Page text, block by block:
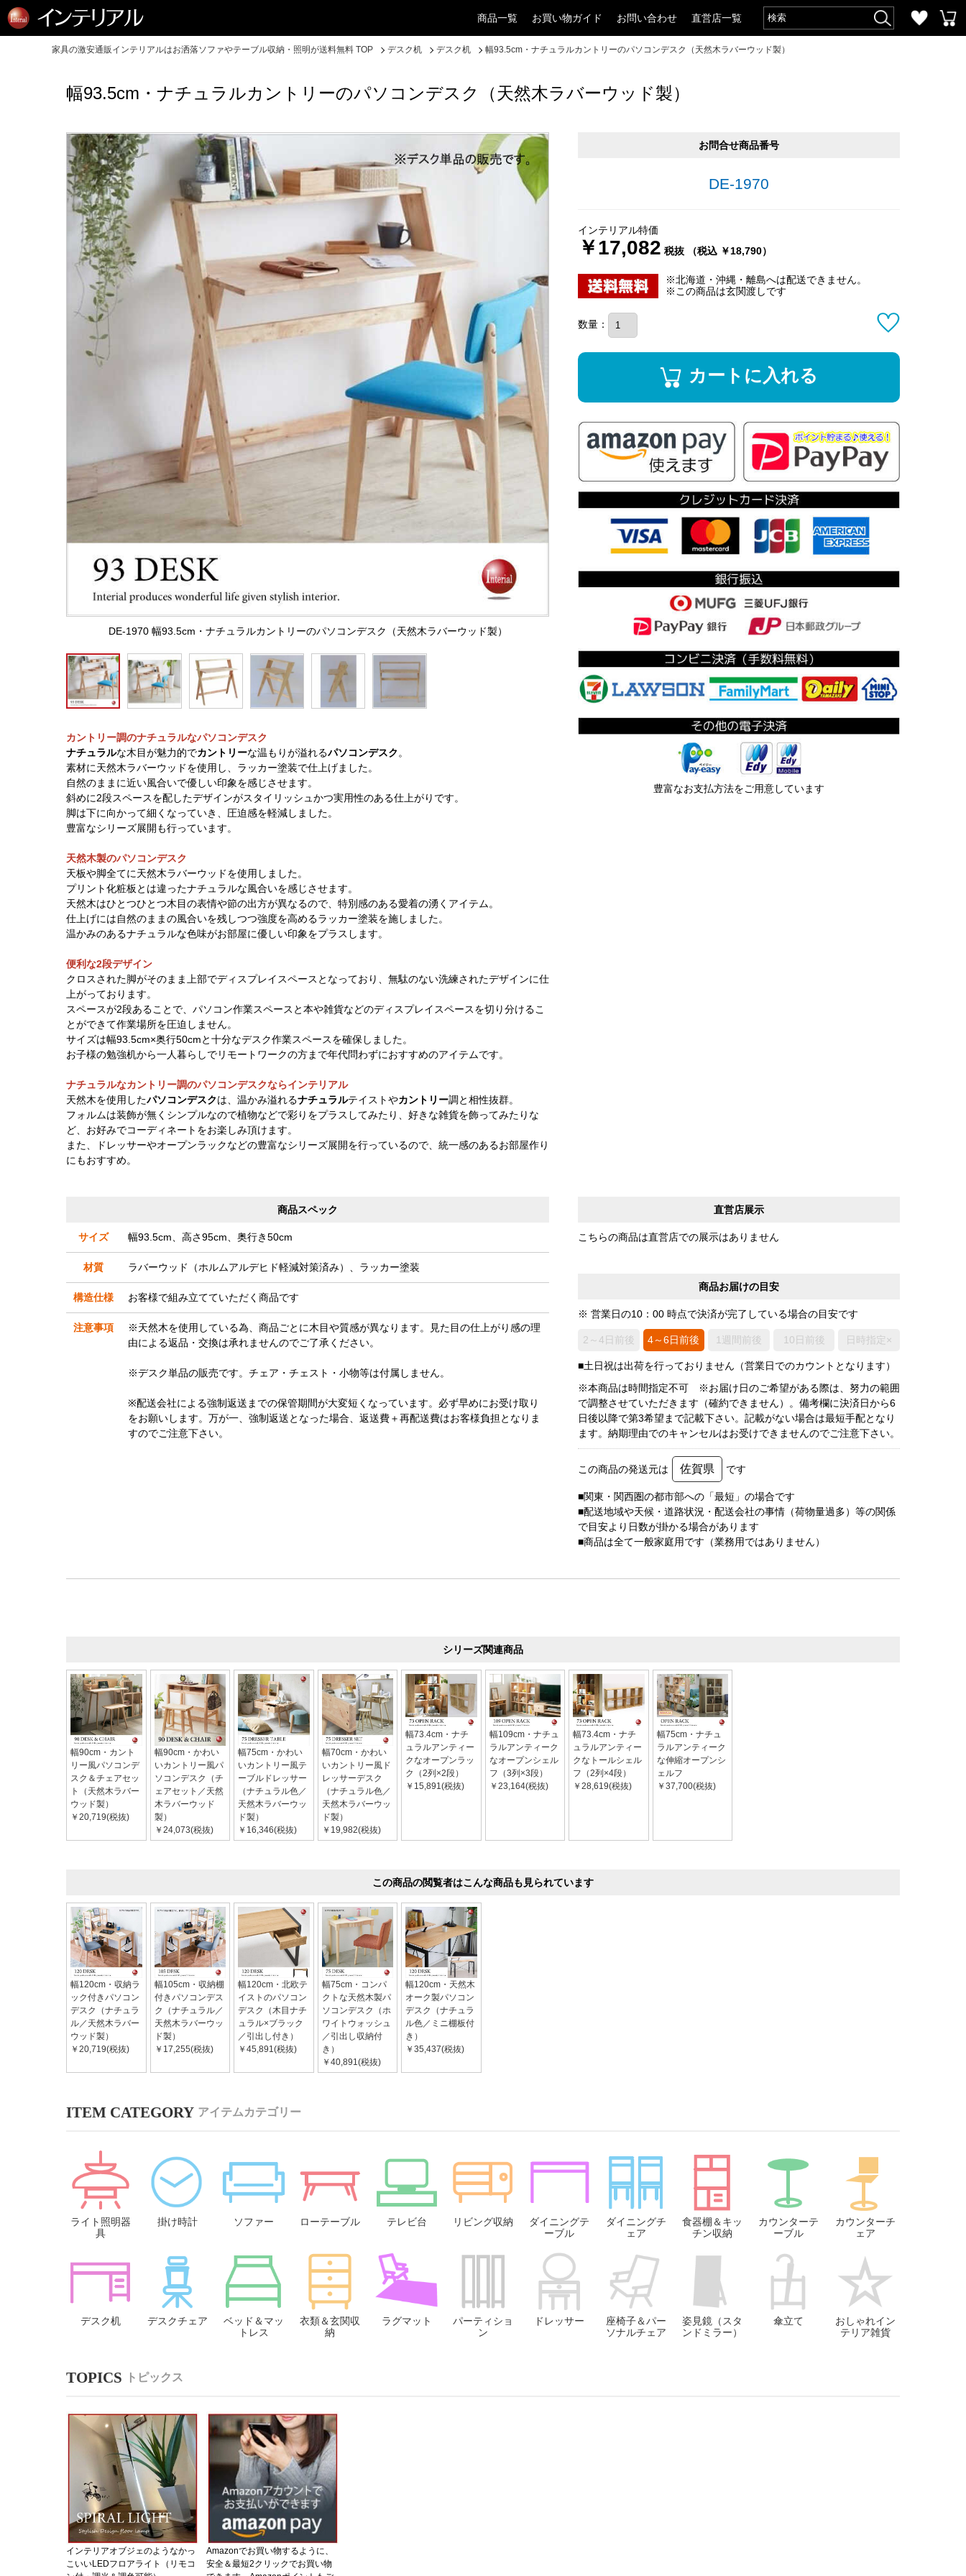
商品一覧 お買い物ガイド お問い合わせ 直営店一覧
家具の激安通販インテリアルはお洒落ソファやテーブル収納・照明が送料無料 TOP デスク机 デスク机 幅93.5cm・ナチュラルカントリーのパソコンデスク（天然木ラバーウッド製）
幅93.5cm・ナチュラルカントリーのパソコンデスク（天然木ラバーウッド製）
DE-1970 幅93.5cm・ナチュラルカントリーのパソコンデスク（天然木ラバーウッド製）
カントリー調のナチュラルなパソコンデスク
ナチュラルな木目が魅力的でカントリーな温もりが溢れるパソコンデスク。
素材に天然木ラバーウッドを使用し、ラッカー塗装で仕上げました。
自然のままに近い風合いで優しい印象を感じさせます。
斜めに2段スペースを配したデザインがスタイリッシュかつ実用性のある仕上がりです。
脚は下に向かって細くなっていき、圧迫感を軽減しました。
豊富なシリーズ展開も行っています。
天然木製のパソコンデスク
天板や脚全てに天然木ラバーウッドを使用しました。
プリント化粧板とは違ったナチュラルな風合いを感じさせます。
天然木はひとつひとつ木目の表情や節の出方が異なるので、特別感のある愛着の湧くアイテム。
仕上げには自然のままの風合いを残しつつ強度を高めるラッカー塗装を施しました。
温かみのあるナチュラルな色味がお部屋に優しい印象をプラスします。
便利な2段デザイン
クロスされた脚がそのまま上部でディスプレイスペースとなっており、無駄のない洗練されたデザインに仕
上がっております。
スペースが2段あることで、パソコン作業スペースと本や雑貨などのディスプレイスペースを切り分けるこ
とができて作業場所を圧迫しません。
サイズは幅93.5cm×奥行50cmと十分なデスク作業スペースを確保しました。
お子様の勉強机から一人暮らしでリモートワークの方まで年代問わずにおすすめのアイテムです。
ナチュラルなカントリー調のパソコンデスクならインテリアル
天然木を使用したパソコンデスクは、温かみ溢れるナチュラルテイストやカントリー調と相性抜群。
フォルムは装飾が無くシンプルなので植物などで彩りをプラスしてみたり、好きな雑貨を飾ってみたりな
ど、お好みでコーディネートをお楽しみ頂けます。
また、ドレッサーやオープンラックなどの豊富なシリーズ展開を行っているので、統一感のあるお部屋作り
にもおすすめ。
お問合せ商品番号
DE-1970
インテリアル特価
￥17,082 税抜 （税込 ￥18,790）
※北海道・沖縄・離島へは配送できません。
※この商品は玄関渡しです
数量：
カートに入れる
豊富なお支払方法をご用意しています
直営店展示
こちらの商品は直営店での展示はありません
商品お届けの目安
※ 営業日の10：00 時点で決済が完了している場合の目安です
2～4日前後 4～6日前後 1週間前後 10日前後 日時指定×
■土日祝は出荷を行っておりません（営業日でのカウントとなります）
※本商品は時間指定不可 ※お届け日のご希望がある際は、努力の範囲
で調整させていただきます（確約できません）。備考欄に決済日から6
日後以降で第3希望まで記載下さい。記載がない場合は最短手配となり
ます。納期理由でのキャンセルはお受けできませんのでご注意下さい。
この商品の発送元は 佐賀県 です
■関東・関西圏の都市部への「最短」の場合です
■配送地域や天候・道路状況・配送会社の事情（荷物量過多）等の関係
で目安より日数が掛かる場合があります
■商品は全て一般家庭用です（業務用ではありません）
商品スペック
サイズ 幅93.5cm、高さ95cm、奥行き50cm
材質 ラバーウッド（ホルムアルデヒド軽減対策済み）、ラッカー塗装
構造仕様 お客様で組み立てていただく商品です
注意事項
※天然木を使用している為、商品ごとに木目や質感が異なります。見た目の仕上がり感の理
由による返品・交換は承れませんのでご了承ください。
※デスク単品の販売です。チェア・チェスト・小物等は付属しません。
※配送会社による強制返送までの保管期間が大変短くなっています。必ず早めにお受け取り
をお願いします。万が一、強制返送となった場合、返送費＋再配送費はお客様負担となりま
すのでご注意下さい。
シリーズ関連商品
幅90cm・カント
リー風パソコンデ
スク＆チェアセッ
ト（天然木ラバー
ウッド製）
￥20,719(税抜)
幅90cm・かわい
いカントリー風パ
ソコンデスク（チ
ェアセット／天然
木ラバーウッド
製）
￥24,073(税抜)
幅75cm・かわい
いカントリー風テ
ーブルドレッサー
（ナチュラル色／
天然木ラバーウッ
ド製）
￥16,346(税抜)
幅70cm・かわい
いカントリー風ド
レッサーデスク
（ナチュラル色／
天然木ラバーウッ
ド製）
￥19,982(税抜)
幅73.4cm・ナチ
ュラルアンティー
クなオープンラッ
ク（2列×2段）
￥15,891(税抜)
幅109cm・ナチュ
ラルアンティーク
なオープンシェル
フ（3列×3段）
￥23,164(税抜)
幅73.4cm・ナチ
ュラルアンティー
クなトールシェル
フ（2列×4段）
￥28,619(税抜)
幅75cm・ナチュ
ラルアンティーク
な伸縮オープンシ
ェルフ
￥37,700(税抜)
この商品の閲覧者はこんな商品も見られています
幅120cm・収納ラ
ック付きパソコン
デスク（ナチュラ
ル／天然木ラバー
ウッド製）
￥20,719(税抜)
幅105cm・収納棚
付きパソコンデス
ク（ナチュラル／
天然木ラバーウッ
ド製）
￥17,255(税抜)
幅120cm・北欧テ
イストのパソコン
デスク（木目ナチ
ュラル×ブラック
／引出し付き）
￥45,891(税抜)
幅75cm・コンパ
クトな天然木製パ
ソコンデスク（ホ
ワイトウォッシュ
／引出し収納付
き）
￥40,891(税抜)
幅120cm・天然木
オーク製パソコン
デスク（ナチュラ
ル色／ミニ棚板付
き）
￥35,437(税抜)
アイテムカテゴリー
ライト照明器
具
掛け時計 ソファー ローテーブル テレビ台 リビング収納
ダイニングテ
ーブル
ダイニングチ
ェア
食器棚＆キッ
チン収納
カウンターテ
ーブル
カウンターチ
ェア
デスク机 デスクチェア
ベッド＆マッ
トレス
衣類＆玄関収
納
ラグマット
パーティショ
ン
ドレッサー
座椅子＆パー
ソナルチェア
姿見鏡（スタ
ンドミラー）
傘立て
おしゃれイン
テリア雑貨
トピックス
インテリアオブジェのようなかっ
こいいLEDフロアライト（リモコ
Amazonでお買い物するように、
安全＆最短2クリックでお買い物